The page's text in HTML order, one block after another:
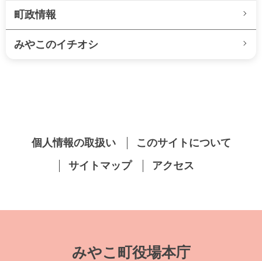
町政情報
みやこのイチオシ
個人情報の取扱い
このサイトについて
サイトマップ
アクセス
みやこ町役場本庁